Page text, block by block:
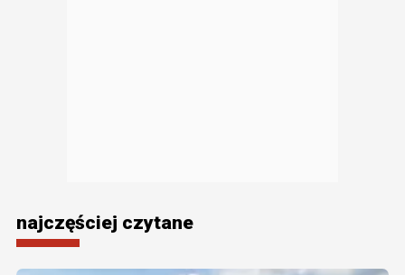
najczęściej czytane